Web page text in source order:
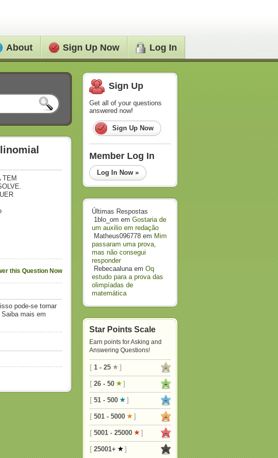
About Sign Up Now Log In
TEM
this Question Now
pode-se tornar
mais em
Sign Up
Get all of your questions
answered now!
Sign Up Now
Member Log In
Log In Now »
Últimas Respostas
1blo_om em Gostaria de
um auxilio em redação
Matheus096778 em Mim
passaram uma prova,
mas não consegui
responder
Rebecaalunaem Oq
estudo para a prova das
olimpíadas de
matemática
Star Points Scale
Earn points for Asking and
Answering Questions!
[ 1 - 25 ]
[ 26 - 50 ]
[ 51 - 500 ]
[ 501 - 5000 ]
[ 5001 - 25000 ]
[ 25001+ ]